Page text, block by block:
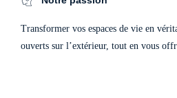
Transformer vos espaces de vie en
ouverts sur l’extérieur, tout en vous